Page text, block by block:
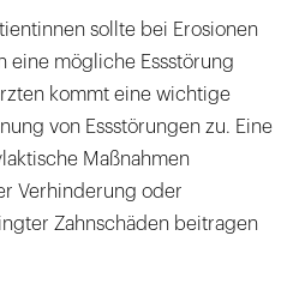
sollte bei Erosionen
eine mögliche Essstörung
kommt eine wichtige
von Essstörungen zu. Eine
Maßnahmen
Verhinderung oder
Zahnschäden beitragen